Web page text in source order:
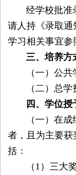
经学校批准
请人持《录取
学习相关事宜参
三、培养方
（一）公
（二）总
四、学位授
（一）在
者，且为主要
括：
（1 ）三大